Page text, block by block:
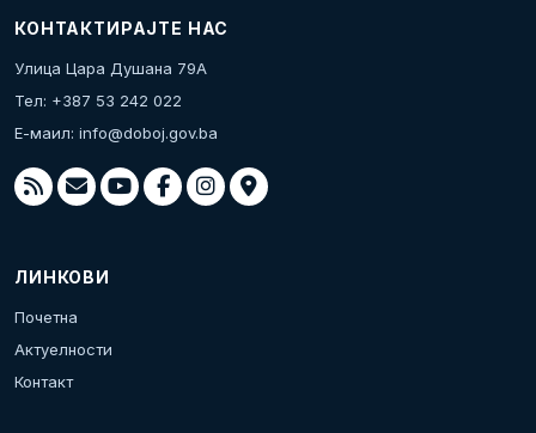
КОНТАКТИРАЈТЕ НАС
Улица Цара Душана 79А
Тел: +387 53 242 022
Е-маил: info@doboj.gov.ba
ЛИНКОВИ
Почетна
Актуелности
Контакт